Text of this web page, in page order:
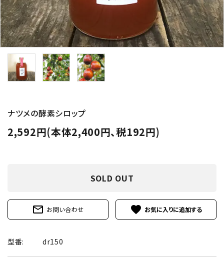
ナツメの酵素シロップ
2,592円(本体2,400円、税192円)
SOLD OUT
mail_outline お問い合わせ favorite
型番: dr150